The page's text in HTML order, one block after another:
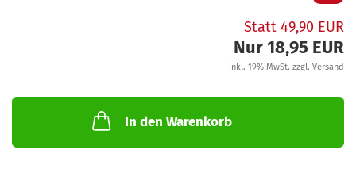
Statt 49,90 EUR
Nur 18,95 EUR
inkl. 19% MwSt. zzgl. Versand
In den Warenkorb